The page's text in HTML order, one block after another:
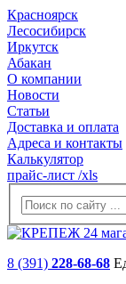
Красноярск
Лесосибирск
Иркутск
Абакан
О компании
Новости
Статьи
Доставка и оплата
Адреса и контакты
Калькулятор
прайс-лист /xls
8 (391) 228-68-68